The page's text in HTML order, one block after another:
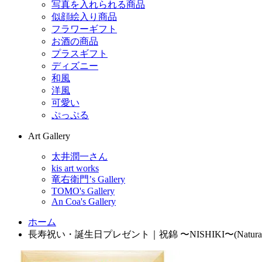
写真を入れられる商品
似顔絵入り商品
フラワーギフト
お酒の商品
プラスギフト
ディズニー
和風
洋風
可愛い
ぷっぷる
Art Gallery
太井潤一さん
kis art works
竜右衛門’s Gallery
TOMO's Gallery
An Coa's Gallery
ホーム
長寿祝い・誕生日プレゼント｜祝錦 〜NISHIKI〜